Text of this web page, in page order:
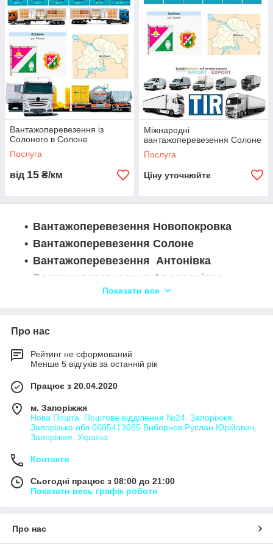
автопарк. Звертайтеся до Logistic Systems для ваших
вантажних потреб.
Вантажоперевезення із
Солоного в Солоне
Послуга
від 15 ₴/км
Міжнародні
вантажоперевезення Солоне
Послуга
Ціну уточнюйте
Вантажоперевезення Новопокровка
Вантажоперевезення Солоне
Вантажоперевезення Антонівка
Вантажоперевезення Аполлонівка
Вантажоперевезення Багате
Вантажоперевезення Башмачка
Вантажоперевезення Березнуватівка
Вантажоперевезення Богданівка
Вантажоперевезення Василівка
Вантажоперевезення Вишневе
Вантажоперевезення Вільне
Вантажоперевезення Вовніги
Вантажоперевезення Ганно-Мусіївка
Показати все
Про нас
Рейтинг не сформований
Менше 5 відгуків за останній рік
Працює з 20.04.2020
м. Запоріжжя
Нова Пошта. Поштове відділення №24. Запоріжжя,
Запорізька обл 0685413085 Виборнов Руслан Юрійович,
Запоріжжя, Україна
Контакти
Сьогодні працює з 08:00 до 21:00
Показати весь графік роботи
Про нас